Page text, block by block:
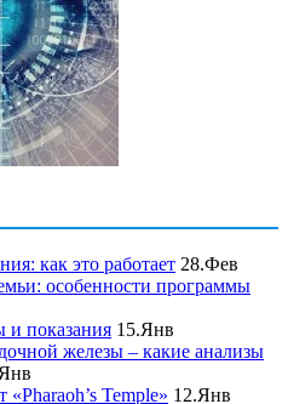
как это работает 28.Фев
особенности программы
показания 15.Янв
железы – какие анализы
Temple» 12.Янв